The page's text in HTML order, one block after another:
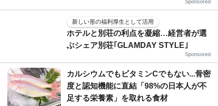
Sponsored
新しい形の福利厚生として活用
ホテルと別荘の利点を凝縮…経営者が選
ぶシェア別荘｢GLAMDAY STYLE｣
Sponsored
カルシウムでもビタミンCでもない...骨密
度と認知機能に直結「98%の日本人が不
足する栄養素」を取れる食材